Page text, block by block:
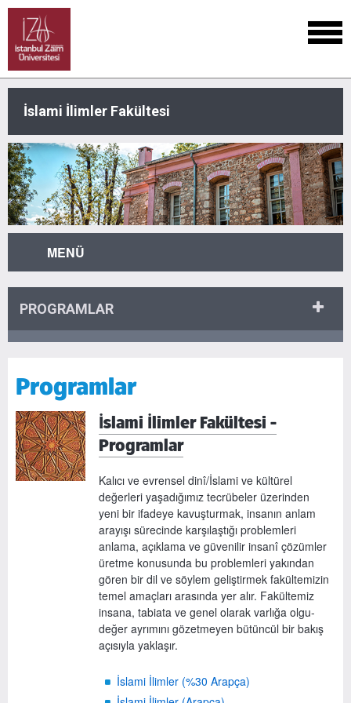
İslami İlimler Fakültesi
MENÜ
PROGRAMLAR
Programlar
İslami İlimler Fakültesi -
Programlar
Kalıcı ve evrensel dinî/İslami ve kültürel
değerleri yaşadığımız tecrübeler üzerinden
yeni bir ifadeye kavuşturmak, insanın anlam
arayışı sürecinde karşılaştığı problemleri
anlama, açıklama ve güvenilir insanî çözümler
üretme konusunda bu problemleri yakından
gören bir dil ve söylem geliştirmek fakültemizin
temel amaçları arasında yer alır. Fakültemiz
insana, tabiata ve genel olarak varlığa olgu-
değer ayrımını gözetmeyen bütüncül bir bakış
açısıyla yaklaşır.
İslami İlimler (%30 Arapça)